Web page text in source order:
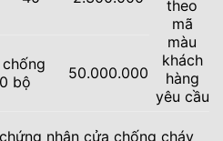
theo
mã
màu
khách
hàng
yêu cầu
bộ
50.000.000
nhận cửa chống cháy